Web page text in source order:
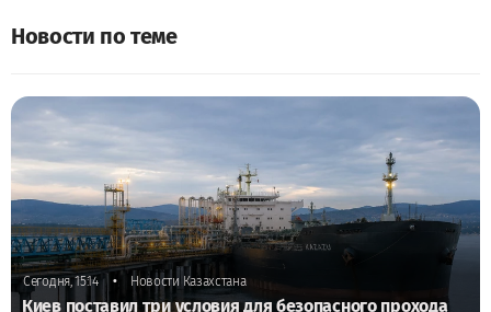
Новости по теме
Сегодня, 15:14 • Новости Казахстана
Киев поставил три условия для безопасного прохода